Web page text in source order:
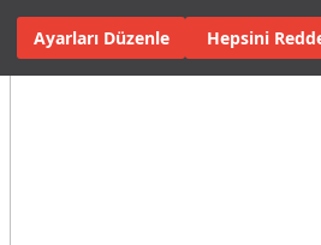
Ayarları Düzenle Hepsini
Tüm Görseller(4)